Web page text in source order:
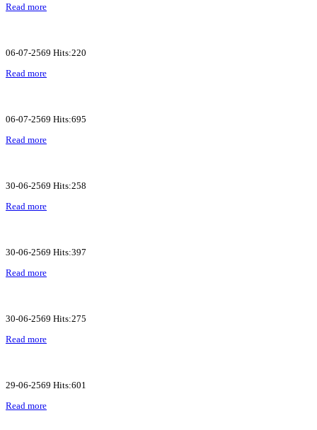
Read more
06-07-2569 Hits:220
Read more
06-07-2569 Hits:695
Read more
30-06-2569 Hits:258
Read more
30-06-2569 Hits:397
Read more
30-06-2569 Hits:275
Read more
29-06-2569 Hits:601
Read more